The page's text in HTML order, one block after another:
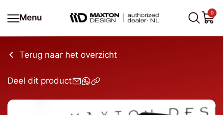
Menu
0
Terug naar het overzicht
Deel dit product